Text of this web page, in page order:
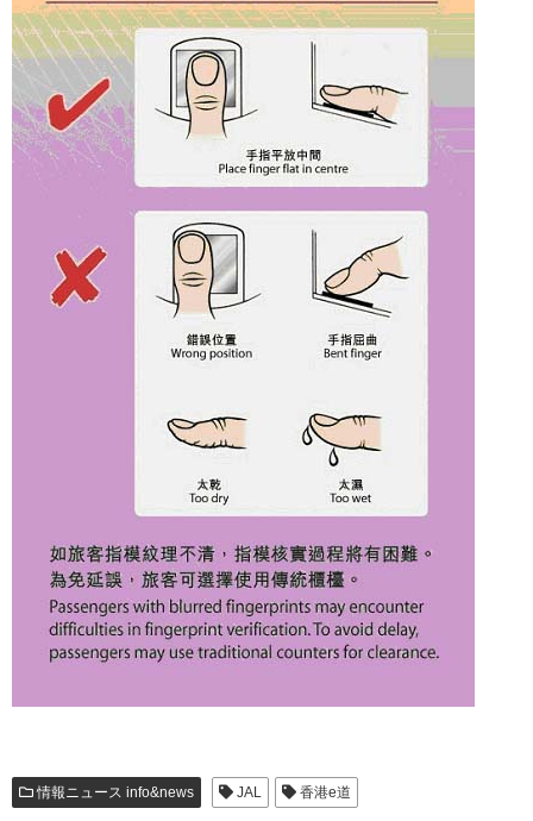
情報ニュース info&news JAL 香港e道